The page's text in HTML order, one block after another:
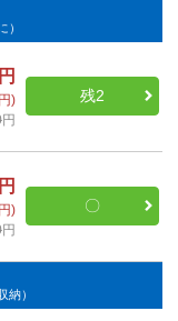
）
)
円
残2
)
円
〇
納）